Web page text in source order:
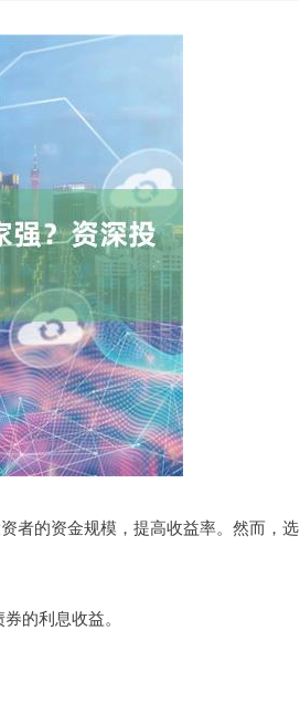
者的资金规模，提高收益率。然而，选
的利息收益。